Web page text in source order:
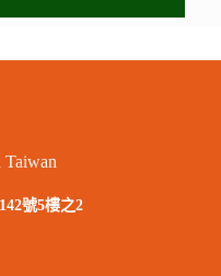
Taiwan
號5樓之2